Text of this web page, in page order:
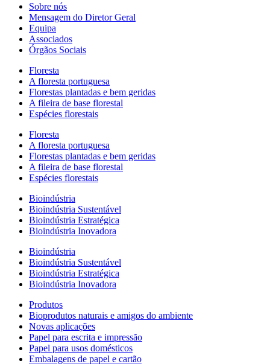
Sobre nós
Mensagem do Diretor Geral
Equipa
Associados
Órgãos Sociais
Floresta
A floresta portuguesa
Florestas plantadas e bem geridas
A fileira de base florestal
Espécies florestais
Floresta
A floresta portuguesa
Florestas plantadas e bem geridas
A fileira de base florestal
Espécies florestais
Bioindústria
Bioindústria Sustentável
Bioindústria Estratégica
Bioindústria Inovadora
Bioindústria
Bioindústria Sustentável
Bioindústria Estratégica
Bioindústria Inovadora
Produtos
Bioprodutos naturais e amigos do ambiente
Novas aplicações
Papel para escrita e impressão
Papel para usos domésticos
Embalagens de papel e cartão